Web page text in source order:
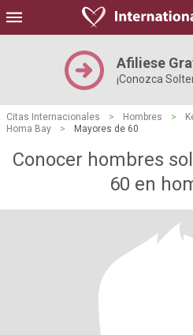
Afiliese
¡Conozca
Citas Internacionales > Hombres >
Homa Bay
> Mayores de 60
Conocer hombres
60 en